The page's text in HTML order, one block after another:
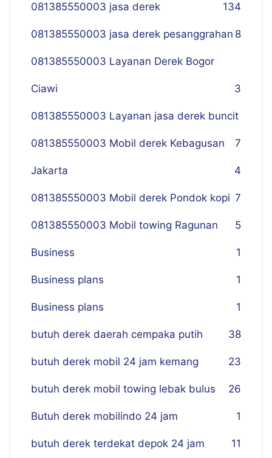
081385550003 jasa derek 134
081385550003 jasa derek pesanggrahan 8
081385550003 Layanan Derek Bogor
Ciawi 3
081385550003 Layanan jasa derek buncit
7
081385550003 Mobil derek Kebagusan
Jakarta 4
081385550003 Mobil derek Pondok kopi 7
081385550003 Mobil towing Ragunan 5
Business 1
Business plans 1
Business plans 1
butuh derek daerah cempaka putih 38
butuh derek mobil 24 jam kemang 23
butuh derek mobil towing lebak bulus 26
Butuh derek mobilindo 24 jam 1
butuh derek terdekat depok 24 jam 11